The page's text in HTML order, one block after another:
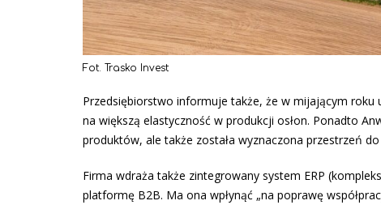
Fot. Trasko Invest
Przedsiębiorstwo informuje także, że w mijającym roku
na większą elastyczność w produkcji osłon. Ponadto
produktów, ale także została wyznaczona przestrzeń
Firma wdraża także zintegrowany system ERP
platformę B2B. Ma ona wpłynąć „na poprawę